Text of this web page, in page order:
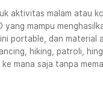
Jakarta Barat
Senin -
Bekasi
Senin - Jumat
aktivitas malam atau
mampu
portable, dan
hiking, patroli,
mana saja tanpa